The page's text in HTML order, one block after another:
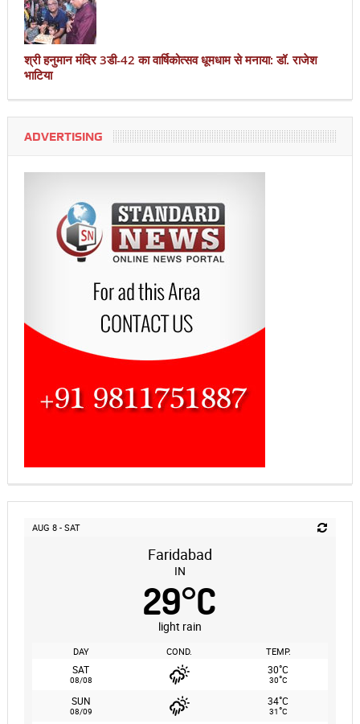
श्री हनुमान मंदिर 3डी-42 का वार्षिकोत्सव धूमधाम से मनाया: डॉ. राजेश
भाटिया
ADVERTISING
AUG 8 - SAT
Faridabad
IN
29°C
light rain
DAY COND. TEMP.
SAT
08/08
30°C
30°C
SUN
08/09
34°C
31°C